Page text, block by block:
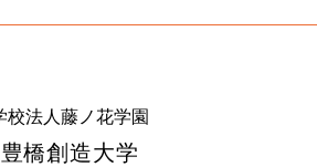
校法人藤ノ花学園
豊橋創造大学